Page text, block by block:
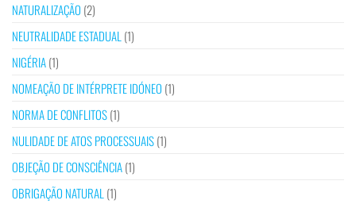
NATURALIZAÇÃO (2)
NEUTRALIDADE ESTADUAL(1)
NIGÉRIA(1)
NOMEAÇÃO DE INTÉRPRETE IDÓNEO (1)
NORMA DE CONFLITOS(1)
NULIDADE DE ATOS PROCESSUAIS(1)
OBJEÇÃO DE CONSCIÊNCIA(1)
OBRIGAÇÃO NATURAL(1)